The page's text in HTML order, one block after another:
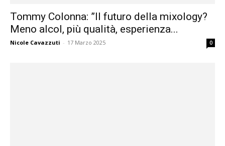
Tommy Colonna: ”Il futuro della mixology?
Meno alcol, più qualità, esperienza...
Nicole Cavazzuti - 17 Marzo 2025 0